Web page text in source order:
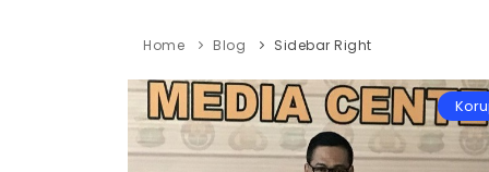
Home Blog Sidebar Right